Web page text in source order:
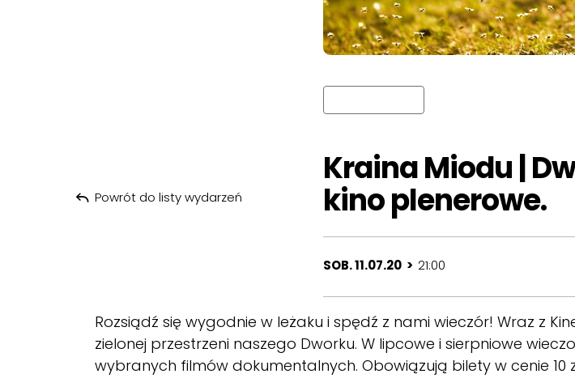
Kraina Miodu |
kino plenerowe.
SOB. 11.07.20 > 21:00
Powrót do listy wydarzeń
Rozsiądź się wygodnie w leżaku i spędź z nami wieczór! Wraz z
zielonej przestrzeni naszego Dworku. W lipcowe i sierpniowe
wybranych filmów dokumentalnych. Obowiązują bilety w cenie 10